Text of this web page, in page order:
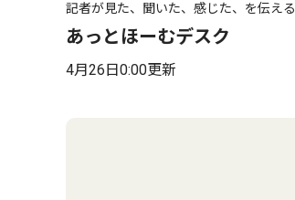
記者が見た、聞いた、感じた、を伝える
あっとほーむデスク
4月26日0:00更新